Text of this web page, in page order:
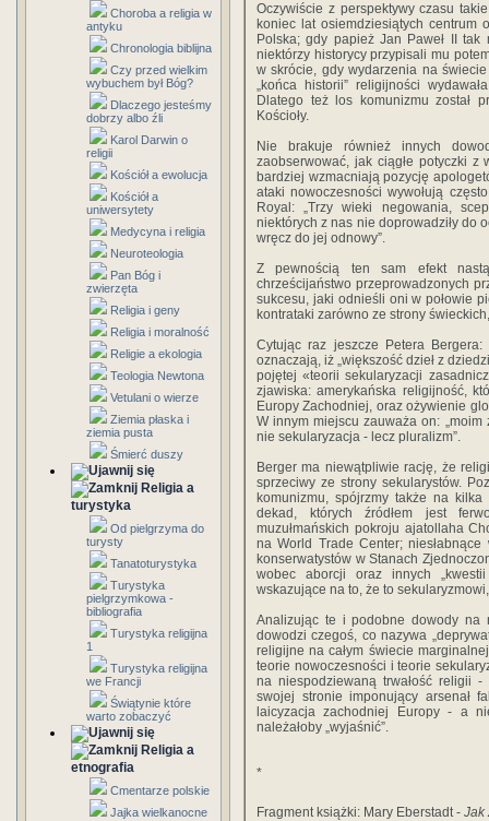
Choroba a religia w
antyku
Chronologia biblijna
Czy przed wielkim
wybuchem był Bóg?
Dlaczego jesteśmy
dobrzy albo źli
Karol Darwin o
religii
Kościół a ewolucja
Kościół a
uniwersytety
Medycyna i religia
Neuroteologia
Pan Bóg i
zwierzęta
Religia i geny
Religia i moralność
Religie a ekologia
Teologia Newtona
Vetulani o wierze
Ziemia płaska i
ziemia pusta
Śmierć duszy
Religia a
turystyka
Od pielgrzyma do
turysty
Tanatoturystyka
Turystyka
pielgrzymkowa -
bibliografia
Turystyka religijna
1
Turystyka religijna
we Francji
Świątynie które
warto zobaczyć
Religia a
etnografia
Cmentarze polskie
Jajka wielkanocne
Oczywiście z perspektywy czasu
koniec lat osiemdziesiątych centrum
Polska; gdy papież Jan Paweł II
niektórzy historycy przypisali mu
w skrócie, gdy wydarzenia na
„końca historii” religijności
Dlatego też los komunizmu został
Kościoły.
Nie brakuje również innych
zaobserwować, jak ciągłe potyczki
bardziej wzmacniają pozycję
ataki nowoczesności wywołują
Royal: „Trzy wieki negowania,
niektórych z nas nie doprowadziły do
wręcz do jej odnowy”.
Z pewnością ten sam efekt
chrześcijaństwo przeprowadzonych
sukcesu, jaki odnieśli oni w połowie
kontrataki zarówno ze strony
Cytując raz jeszcze Petera
oznaczają, iż „większość dzieł z
pojętej «teorii sekularyzacji
zjawiska: amerykańska religijność,
Europy Zachodniej, oraz ożywienie
W innym miejscu zauważa on:
nie sekularyzacja - lecz pluralizm”.
Berger ma niewątpliwie rację, że
sprzeciwy ze strony sekularystów.
komunizmu, spójrzmy także na
dekad, których źródłem jest
muzułmańskich pokroju ajatollaha
na World Trade Center;
konserwatystów w Stanach
wobec aborcji oraz innych
wskazujące na to, że to
Analizując te i podobne dowody na
dowodzi czegoś, co nazywa
religijne na całym świecie
teorie nowoczesności i teorie
na niespodziewaną trwałość religii
swojej stronie imponujący arsenał
laicyzacja zachodniej Europy - a
należałoby „wyjaśnić”.
*
Fragment książki: Mary Eberstadt - Jak